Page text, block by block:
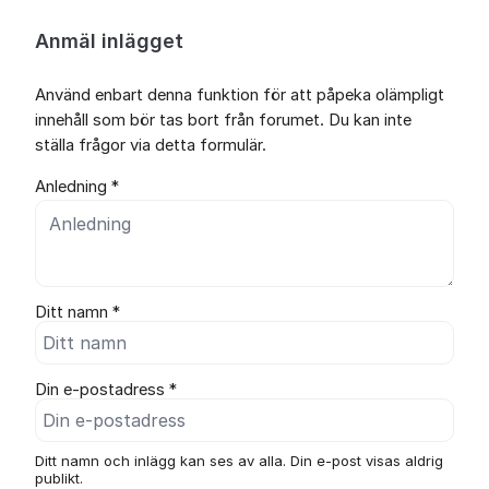
Anmäl inlägget
Använd enbart denna funktion för att påpeka olämpligt
innehåll som bör tas bort från forumet. Du kan inte
ställa frågor via detta formulär.
Anledning *
Ditt namn *
Din e-postadress *
Ditt namn och inlägg kan ses av alla. Din e-post visas aldrig
publikt.